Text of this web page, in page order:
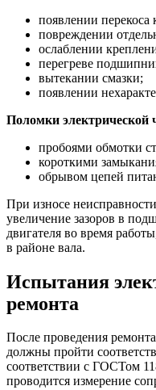
появлении перекоса
повреждении
ослаблении
перегреве
вытекании смазки;
появлении
Поломки электрической
пробоями обмотки
короткими
обрывом цепей
При износе
увеличение зазоров в
двигателя во время
в районе вала.
Испытания
ремонта
После проведения
должны пройти
соответствии с ГОСТом
проводится измерение